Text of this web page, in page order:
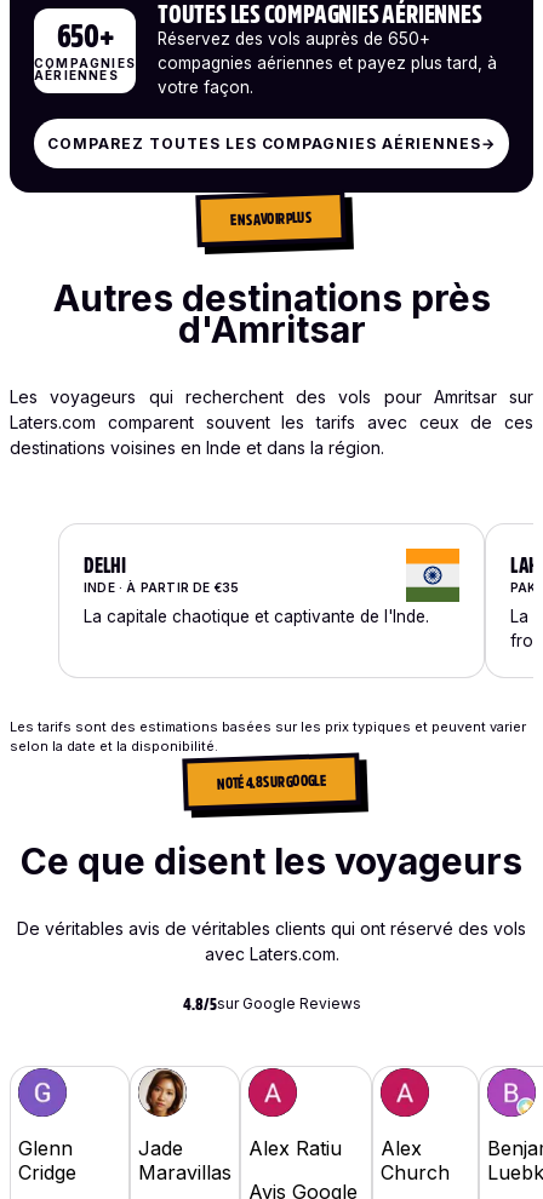
650+
COMPAGNIES
AÉRIENNES
TOUTES LES COMPAGNIES AÉRIENNES
Réservez des vols auprès de 650+
compagnies aériennes et payez plus tard, à
votre façon.
COMPAREZ TOUTES LES COMPAGNIES AÉRIENNES→
EN SAVOIR PLUS
Autres destinations près
d'Amritsar
Les voyageurs qui recherchent des vols pour Amritsar sur
Laters.com comparent souvent les tarifs avec ceux de ces
destinations voisines en Inde et dans la région.
DELHI
INDE · À PARTIR DE €35
La capitale chaotique et captivante de l'Inde.
La
Les tarifs sont des estimations basées sur les prix typiques et peuvent varier
selon la date et la disponibilité.
NOTÉ 4.8 SUR GOOGLE
Ce que disent les voyageurs
De véritables avis de véritables clients qui ont réservé des vols
avec Laters.com.
4.8/5sur Google Reviews
Glenn
Cridge
Jade
Maravillas
Alex Ratiu
Avis Google
Alex
Church